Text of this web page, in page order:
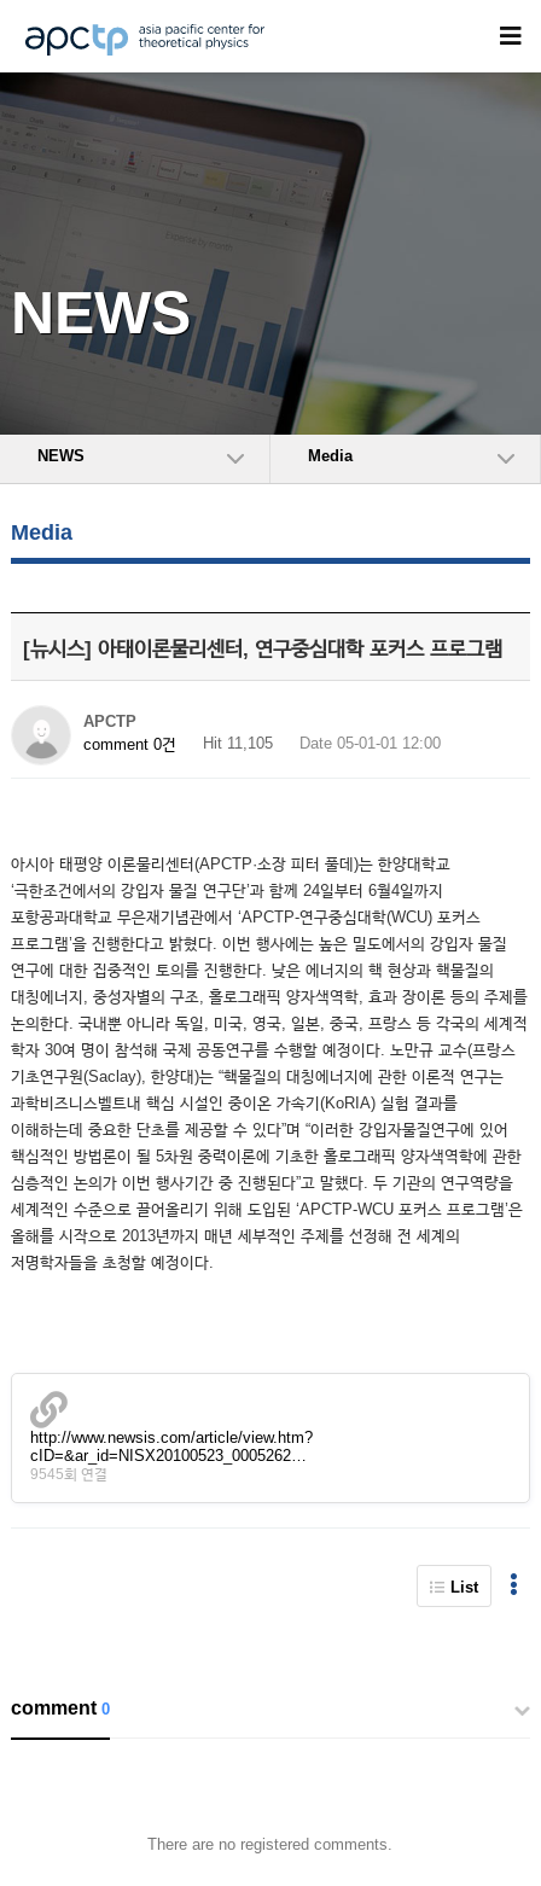
NEWS
NEWS Media
Media
[뉴시스] 아태이론물리센터, 연구중심대학 포커스 프로그램
APCTP
comment 0건
Hit 11,105 Date 05-01-01 12:00
아시아 태평양 이론물리센터(APCTP·소장 피터 풀데)는 한양대학교
‘극한조건에서의 강입자 물질 연구단’과 함께 24일부터 6월4일까지
포항공과대학교 무은재기념관에서 ‘APCTP-연구중심대학(WCU) 포커스
프로그램’을 진행한다고 밝혔다. 이번 행사에는 높은 밀도에서의 강입자 물질
연구에 대한 집중적인 토의를 진행한다. 낮은 에너지의 핵 현상과 핵물질의
대칭에너지, 중성자별의 구조, 홀로그래픽 양자색역학, 효과 장이론 등의 주제를
논의한다. 국내뿐 아니라 독일, 미국, 영국, 일본, 중국, 프랑스 등 각국의 세계적
학자 30여 명이 참석해 국제 공동연구를 수행할 예정이다. 노만규 교수(프랑스
기초연구원(Saclay), 한양대)는 “핵물질의 대칭에너지에 관한 이론적 연구는
과학비즈니스벨트내 핵심 시설인 중이온 가속기(KoRIA) 실험 결과를
이해하는데 중요한 단초를 제공할 수 있다”며 “이러한 강입자물질연구에 있어
핵심적인 방법론이 될 5차원 중력이론에 기초한 홀로그래픽 양자색역학에 관한
심층적인 논의가 이번 행사기간 중 진행된다”고 말했다. 두 기관의 연구역량을
세계적인 수준으로 끌어올리기 위해 도입된 ‘APCTP-WCU 포커스 프로그램’은
올해를 시작으로 2013년까지 매년 세부적인 주제를 선정해 전 세계의
저명학자들을 초청할 예정이다.
http://www.newsis.com/article/view.htm?
cID=&ar_id=NISX20100523_0005262…
9545회 연결
List
comment0
There are no registered comments.